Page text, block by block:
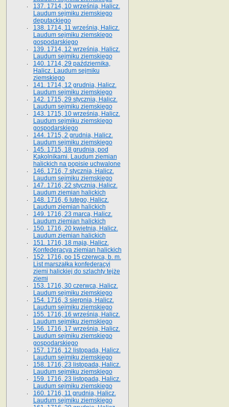
137. 1714, 10 września, Halicz.
Laudum sejmiku ziemskiego
deputackiego
138. 1714, 11 września, Halicz.
Laudum sejmiku ziemskiego
gospodarskiego
139. 1714, 12 września, Halicz.
Laudum sejmiku ziemskiego
140. 1714, 29 października,
Halicz. Laudum sejmiku
ziemskiego
141. 1714, 12 grudnia, Halicz.
Laudum sejmiku ziemskiego
142. 1715, 29 stycznia, Halicz.
Laudum sejmiku ziemskiego
143. 1715, 10 września, Halicz.
Laudum sejmiku ziemskiego
gospodarskiego
144. 1715, 2 grudnia, Halicz.
Laudum sejmiku ziemskiego
145. 1715, 18 grudnia, pod
Kąkolnikami. Laudum ziemian
halickich na popisie uchwalone
146. 1716, 7 stycznia, Halicz.
Laudum sejmiku ziemskiego
147. 1716, 22 stycznia, Halicz.
Laudum ziemian halickich
148. 1716, 6 lutego, Halicz.
Laudum ziemian halickich
149. 1716, 23 marca, Halicz.
Laudum ziemian halickich
150. 1716, 20 kwietnia, Halicz.
Laudum ziemian halickich
151. 1716, 18 maja, Halicz.
Konfederacya ziemian halickich
152. 1716, po 15 czerwca, b. m.
List marszałka konfederacyi
ziemi halickiej do szlachty tejże
ziemi
153. 1716, 30 czerwca, Halicz.
Laudum sejmiku ziemskiego
154. 1716, 3 sierpnia, Halicz.
Laudum sejmiku ziemskiego
155. 1716, 16 września, Halicz.
Laudum sejmiku ziemskiego
156. 1716, 17 września, Halicz.
Laudum sejmiku ziemskiego
gospodarskiego
157. 1716, 12 listopada, Halicz.
Laudum sejmiku ziemskiego
158. 1716, 23 listopada, Halicz.
Laudum sejmiku ziemskiego
159. 1716, 23 listopada, Halicz.
Laudum sejmiku ziemskiego
160. 1716, 11 grudnia, Halicz.
Laudum sejmiku ziemskiego